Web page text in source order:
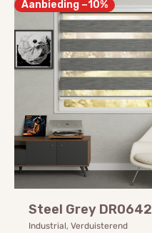
Aanbieding −10%
Steel Grey DR0642
Industrial, Verduisterend